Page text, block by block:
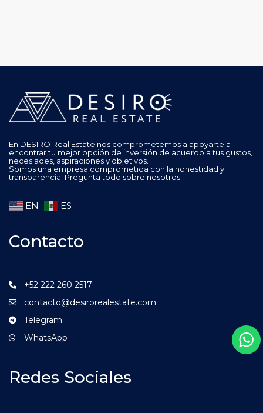
En DESIRO Real Estate nos comprometemos a apoyarte a
encontrar tu mejor opción de inversión de acuerdo a tus gustos,
necesiades, aspiraciones y objetivos.
Somos una empresa comprometida con la honestidad y
transparencia. Pregunta todo sobre nosotros.
EN ES
Contacto
+52 222 260 2517
contacto@desirorealestate.com
Telegram
WhatsApp
Redes Sociales